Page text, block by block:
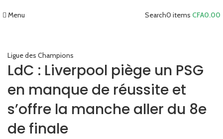
Menu Search0 items CFA0.00
Ligue des Champions
LdC : Liverpool piège un PSG
en manque de réussite et
s’offre la manche aller du 8e
de finale